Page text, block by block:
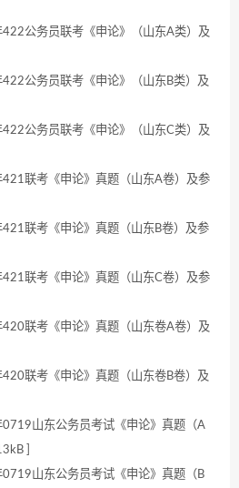
公务员联考《申论》（山东A类）及
公务员联考《申论》（山东B类）及
公务员联考《申论》（山东C类）及
联考《申论》真题（山东A卷）及参
联考《申论》真题（山东B卷）及参
联考《申论》真题（山东C卷）及参
联考《申论》真题（山东卷A卷）及
联考《申论》真题（山东卷B卷）及
山东公务员考试《申论》真题（A
]
山东公务员考试《申论》真题（B